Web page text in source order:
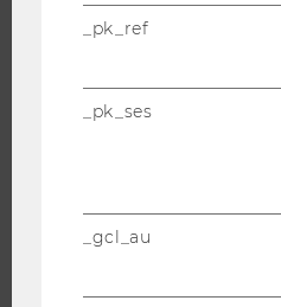
WIRTSCHAFT UND
_pk_ref
_pk_ses
_gcl_au